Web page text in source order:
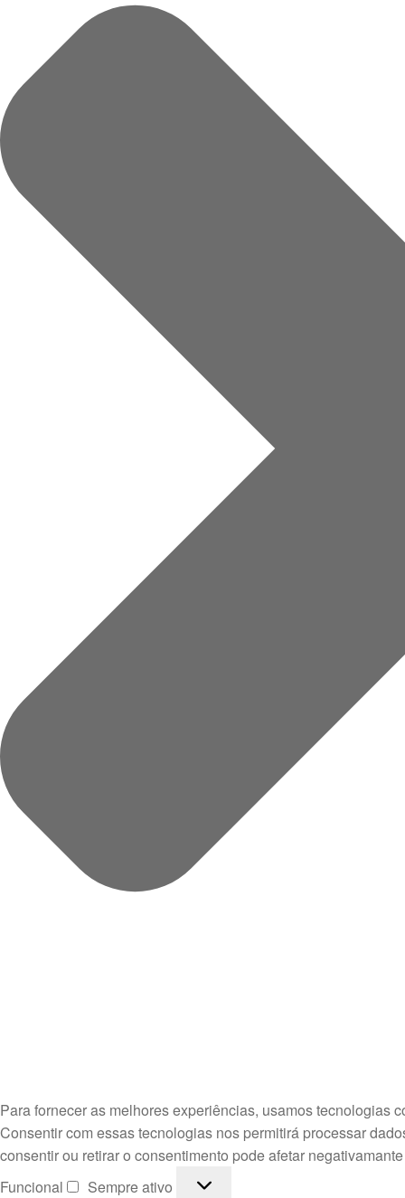
Para fornecer as melhores experiências, usamos tecnologias
Consentir com essas tecnologias nos permitirá processar
consentir ou retirar o consentimento pode afetar
Funcional
Funcional
Sempre ativo